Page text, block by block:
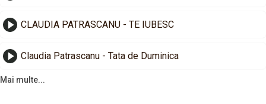
CLAUDIA PATRASCANU - TE IUBESC
Claudia Patrascanu - Tata de Duminica
Mai multe...